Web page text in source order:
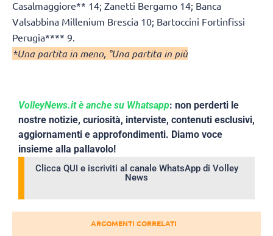
Casalmaggiore** 14; Zanetti Bergamo 14; Banca
Valsabbina Millenium Brescia 10; Bartoccini Fortinfissi
Perugia**** 9.
*Una partita in meno, °Una partita in più
VolleyNews.it è anche su Whatsapp: non perderti le
nostre notizie, curiosità, interviste, contenuti esclusivi,
aggiornamenti e approfondimenti. Diamo voce
insieme alla pallavolo!
Clicca QUI e iscriviti al canale WhatsApp di Volley
News
ARGOMENTI CORRELATI